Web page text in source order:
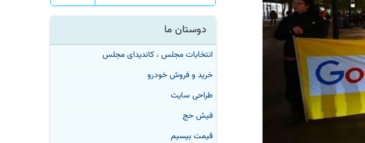
دوستان ما
انتخابات مجلس ، کاندیدای مجلس
خرید و فروش خودرو
طراحی سایت
فیش حج
قیمت بیسیم